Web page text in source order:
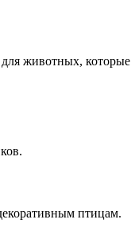
для животных,
птицам.